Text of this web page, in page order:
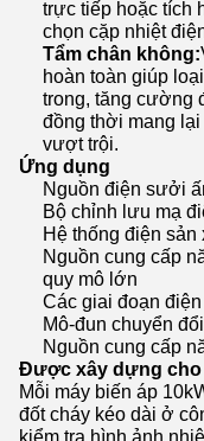
trực tiếp hoặc tích
chọn cặp nhiệt
Tẩm chân không:
hoàn toàn giúp
trong, tăng cường
đồng thời mang
vượt trội.
Ứng dụng
Nguồn điện sưởi
Bộ chỉnh lưu mạ
Hệ thống điện sản
Nguồn cung cấp
quy mô lớn
Các giai đoạn
Mô-đun chuyển
Nguồn cung cấp
Được xây dựng cho
Mỗi máy biến áp
đốt cháy kéo dài ở
kiểm tra hình ảnh